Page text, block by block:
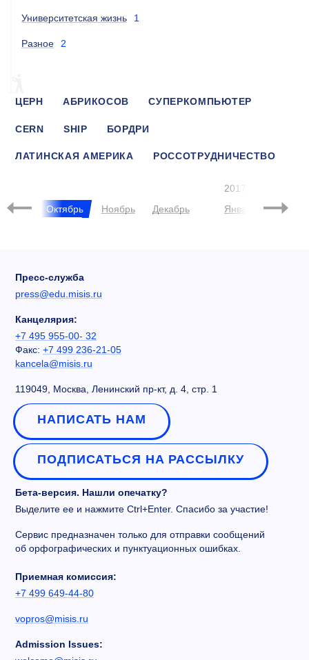
Университетская жизнь 1
Разное 2
ЦЕРН АБРИКОСОВ СУПЕРКОМПЬЮТЕР
CERN SHIP БОРДРИ
ЛАТИНСКАЯ АМЕРИКА РОССОТРУДНИЧЕСТВО
Октябрь Ноябрь Декабрь
2017
Январь
Пресс-служба
press@edu.misis.ru
Канцелярия:
+7 495 955-00- 32
Факс: +7 499 236-21-05
kancela@misis.ru
119049, Москва, Ленинский пр-кт, д. 4, стр. 1
НАПИСАТЬ НАМ
ПОДПИСАТЬСЯ НА РАССЫЛКУ
Бета-версия. Нашли опечатку?
Выделите ее и нажмите Ctrl+Enter. Спасибо за участие!
Сервис предназначен только для отправки сообщений
об орфографических и пунктуационных ошибках.
Приемная комиссия:
+7 499 649-44-80
vopros@misis.ru
Admission Issues: